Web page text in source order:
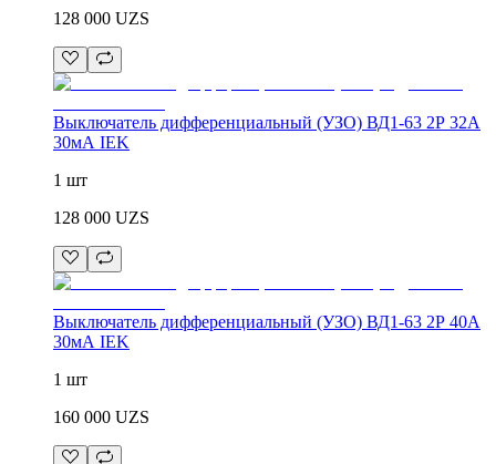
128 000 UZS
Выключатель дифференциальный (УЗО) ВД1-63 2Р 32А
30мА IEK
1 шт
128 000 UZS
Выключатель дифференциальный (УЗО) ВД1-63 2Р 40А
30мА IEK
1 шт
160 000 UZS